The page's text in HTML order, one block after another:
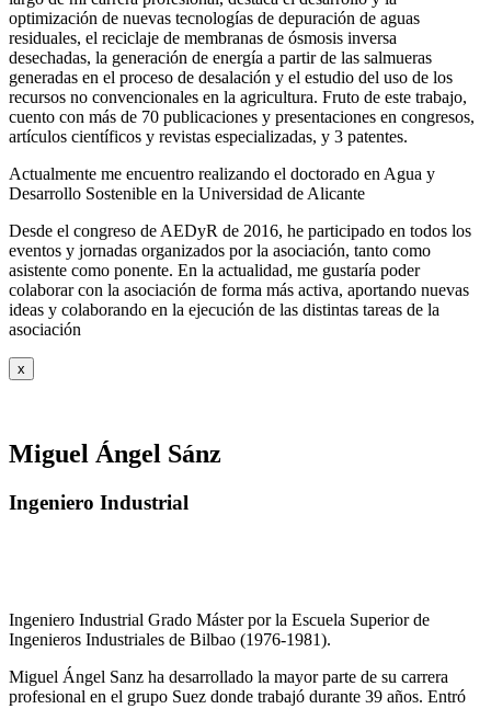
optimización de nuevas tecnologías de depuración de aguas
residuales, el reciclaje de membranas de ósmosis inversa
desechadas, la generación de energía a partir de las salmueras
generadas en el proceso de desalación y el estudio del uso de los
recursos no convencionales en la agricultura. Fruto de este trabajo,
cuento con más de 70 publicaciones y presentaciones en congresos,
artículos científicos y revistas especializadas, y 3 patentes.
Actualmente me encuentro realizando el doctorado en Agua y
Desarrollo Sostenible en la Universidad de Alicante
Desde el congreso de AEDyR de 2016, he participado en todos los
eventos y jornadas organizados por la asociación, tanto como
asistente como ponente. En la actualidad, me gustaría poder
colaborar con la asociación de forma más activa, aportando nuevas
ideas y colaborando en la ejecución de las distintas tareas de la
asociación
x
Miguel Ángel Sánz
Ingeniero Industrial
Ingeniero Industrial Grado Máster por la Escuela Superior de
Ingenieros Industriales de Bilbao (1976-1981).
Miguel Ángel Sanz ha desarrollado la mayor parte de su carrera
profesional en el grupo Suez donde trabajó durante 39 años. Entró